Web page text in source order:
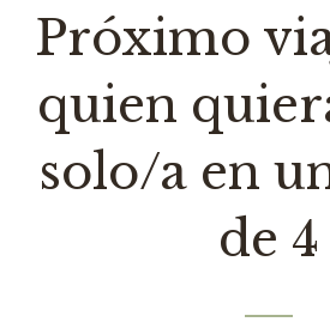
Próximo
quien
solo/a en
de 4